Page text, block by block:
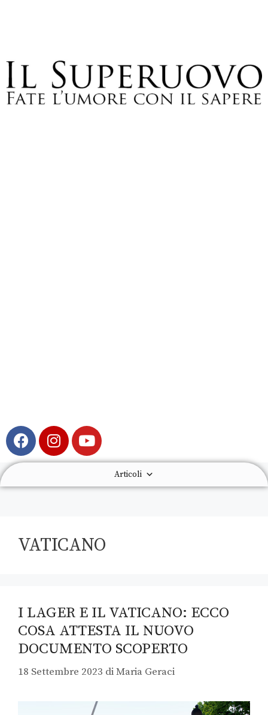
Articoli
VATICANO
I LAGER E IL VATICANO: ECCO
COSA ATTESTA IL NUOVO
DOCUMENTO SCOPERTO
18 Settembre 2023 diMaria Geraci